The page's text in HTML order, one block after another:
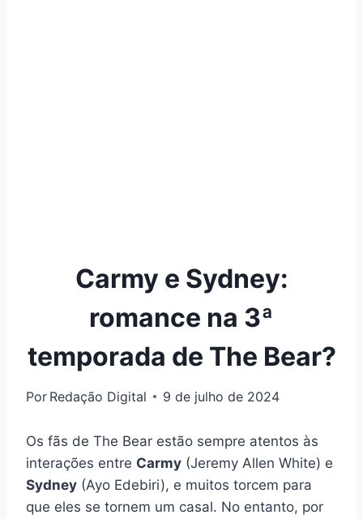
Carmy e Sydney:
romance na 3ª
temporada de The Bear?
Por Redação Digital 9 de julho de 2024
Os fãs de The Bear estão sempre atentos às
interações entre Carmy (Jeremy Allen White) e
Sydney (Ayo Edebiri), e muitos torcem para
que eles se tornem um casal. No entanto, por